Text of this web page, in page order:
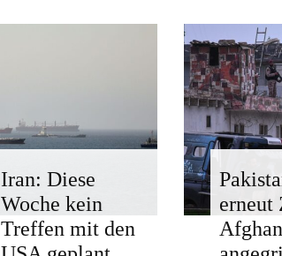
Iran: Diese
Woche kein
Treffen mit den
erneut